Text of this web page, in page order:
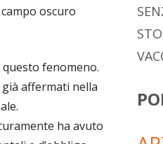
oscuro
questo fenomeno.
affermati nella
ha avuto